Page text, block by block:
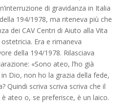
di gravidanza in Italia
194/1978, ma riteneva più che
dei CAV Centri di Aiuto alla Vita
Era e rimaneva
della 194/1978. Rilasciava
«Sono ateo, l’ho già
Dio, non ho la grazia della fede,
Quindi scriva scriva scriva che il
ateo o, se preferisce, è un laico.